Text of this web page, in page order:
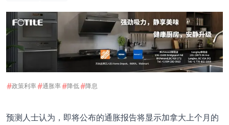
#政策利率#通胀率#降低#降息
预测人士认为，即将公布的通胀报告将显示加拿大上个月的